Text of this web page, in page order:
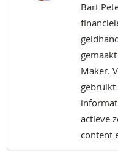
Bart
Maker.
gebruikt
actieve
content